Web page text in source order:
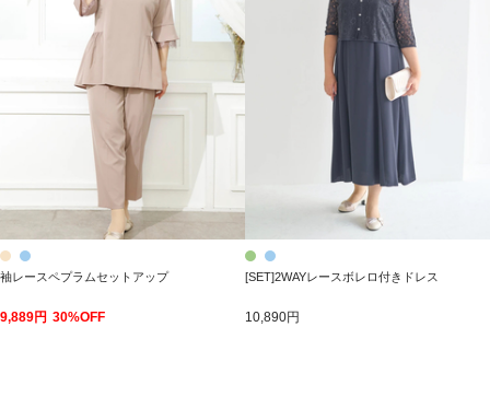
袖レースペプラムセットアップ
9,889円 30%OFF
[SET]2WAYレースボレロ付きドレス
10,890円